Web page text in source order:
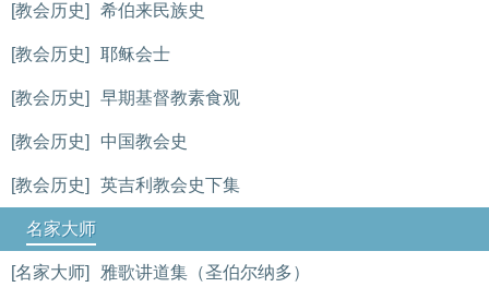
[教会历史] 希伯来民族史
[教会历史] 耶稣会士
[教会历史] 早期基督教素食观
[教会历史] 中国教会史
[教会历史] 英吉利教会史下集
名家大师
[名家大师] 雅歌讲道集（圣伯尔纳多）